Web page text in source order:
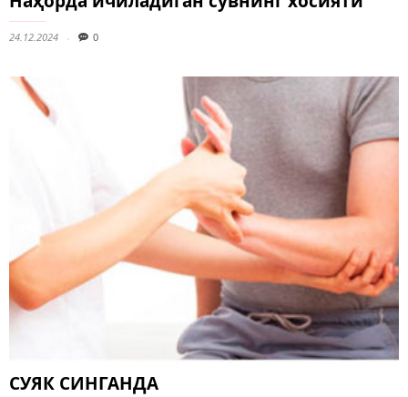
24.12.2024 0
СУЯК СИНГАНДА